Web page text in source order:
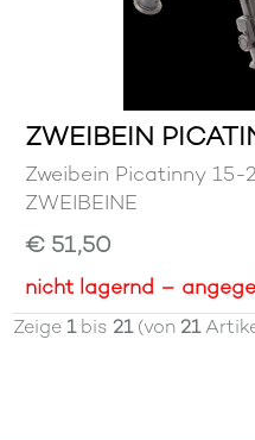
ZWEIBEIN
Zweibein Picatinny 15-
ZWEIBEINE
€ 51,50
nicht lagernd –
Zeige1bis21(von21